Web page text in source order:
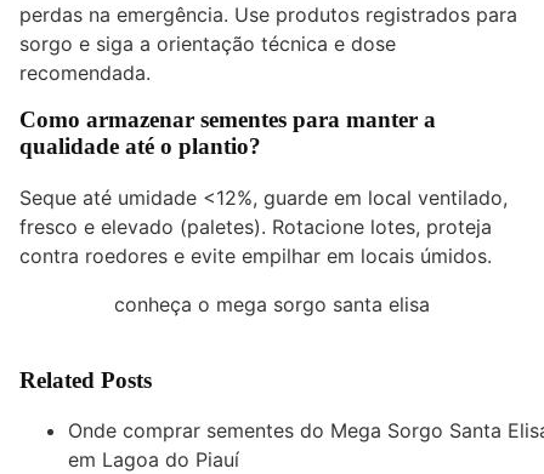
perdas na emergência. Use produtos registrados para
sorgo e siga a orientação técnica e dose
recomendada.
Como armazenar sementes para manter a
qualidade até o plantio?
Seque até umidade <12%, guarde em local ventilado,
fresco e elevado (paletes). Rotacione lotes, proteja
contra roedores e evite empilhar em locais úmidos.
conheça o mega sorgo santa elisa
Related Posts
Onde comprar sementes do Mega Sorgo Santa
em Lagoa do Piauí